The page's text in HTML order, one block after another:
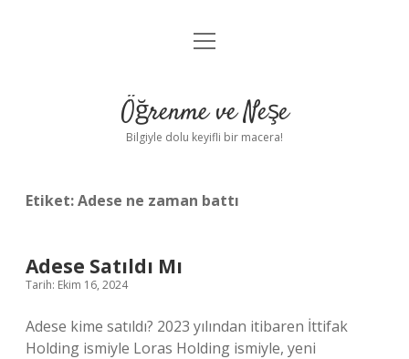
Anasayfa
Yasal Uyarı
menüyü
Öğrenme ve Neşe
Bilgiyle dolu keyifli bir macera!
Etiket:Adese ne zaman battı
Adese Satıldı Mı
Tarih: Ekim 16, 2024
Adese kime satıldı? 2023 yılından itibaren İttifak
Holding ismiyle Loras Holding ismiyle, yeni